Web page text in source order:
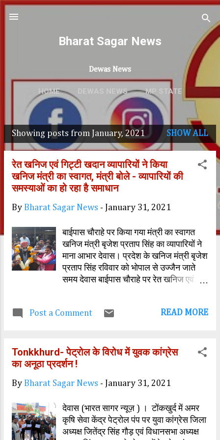
Bharat Sagar News
Dewas News
HOME DEWAS NEWS MP STATE
SPORTS MORE… CRIME NEWS
P
Showing posts from January, 2021 SHOW ALL
रेत खनिज एवं गिट्टी खदान व्यापारियों ने किया
खनिज मंत्री का स्वागत, मंत्री बोले - व्यापारियों की
समस्याओं का हो रहा है समाधान
By Bharat Sagar News - January 31, 2021
बाईपास चौराहे पर किया गया मंत्री का स्वागत
खनिज मंत्री बृजेश प्रताप सिंह का व्यापारियों ने
माना आभार देवास। प्रदेश के खनिज मंत्री बृजेश
प्रताप सिंह रविवार को भोपाल से उज्जैन जाते
समय देवास बाईपास चौराहे पर रेत खनिज एवं
खनिज मंत्री बृजेश प्रताप सिंह का आत्मीय
किया। इस अवसर पर रेत खनिज परिवहन
व्यापारी एसोसिएशन के अध्यक्ष विजय गहलोत एवं
कवडी के नेतृत्व में व्यापारियों ने मंत्री को मालवी
किया। इस दौरान व्यापारियों ने जमकर
आतिशबाजी भी की। व्यापारियों ने हाल ही के दिनों
में शासन के निर्णय की प्रशंसा की और इसके लिए
Post a Comment READ MORE
Tonkkhurd- पेट्रोल के विरोध में युवक कांग्रेस
का अनूठा प्रदर्शन !
By Bharat Sagar News - January 31, 2021
देवास (भारत सागर न्यूज़ ) । टोंकखुर्द में अमर
कृषि सेवा केंद्र पेट्रोल पंप पर युवा कांग्रेस जिला
अध्यक्ष जितेंद्र सिंह गौड़ एवं विधानसभा अध्यक्ष